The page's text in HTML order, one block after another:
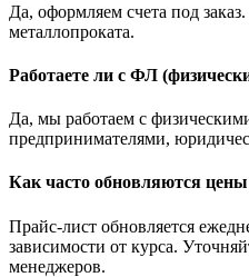
Да, оформляем счета под
металлопроката.
Работаете ли с ФЛ
Да, мы работаем с
предпринимателями,
Как часто обновляются цены
Прайс-лист обновляется
зависимости от курса.
менеджеров.